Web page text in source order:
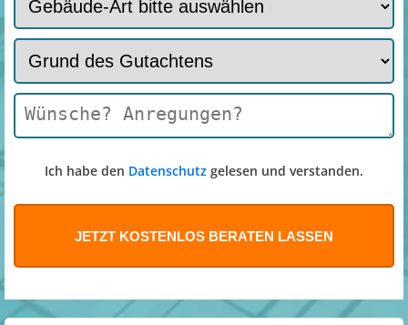
Ich habe den Datenschutz gelesen und verstanden.